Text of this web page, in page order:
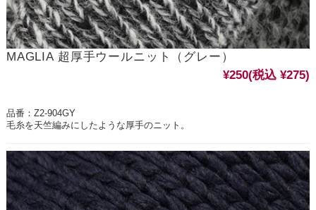
MAGLIA 超厚手ウールニット（グレー）
¥250(税込 ¥275)
品番：Z2-904GY
毛糸を天竺編みにしたような厚手のニット。